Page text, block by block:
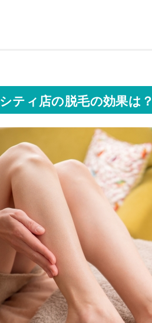
ティ店の脱毛の効果は？